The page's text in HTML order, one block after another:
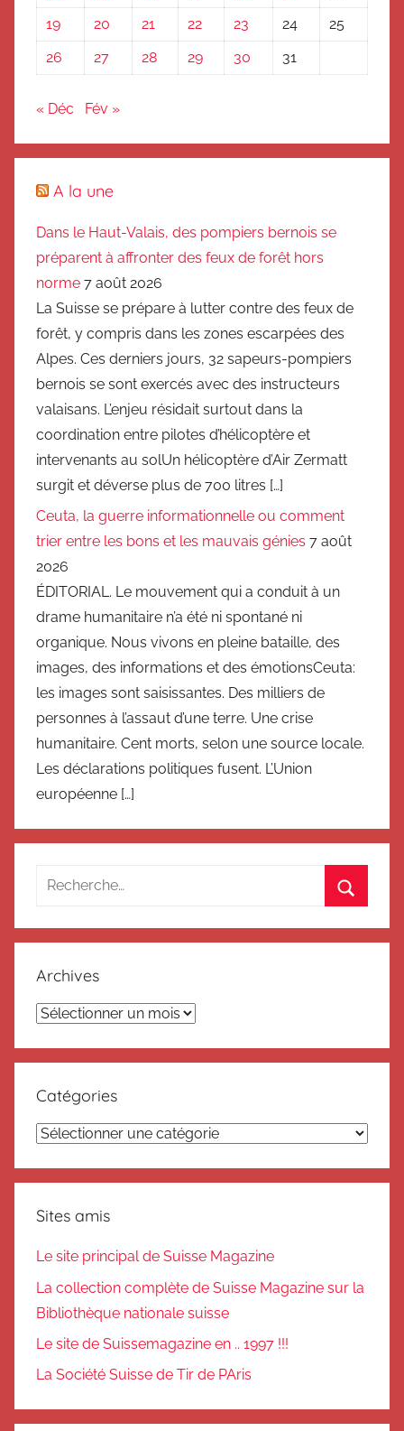
19
20 21 22 23 24
25
26
27 28 29 30 31
« Déc Fév »
A la une
Dans le Haut-Valais, des pompiers bernois se
préparent à affronter des feux de forêt hors
norme 7 août 2026
La Suisse se prépare à lutter contre des feux de
forêt, y compris dans les zones escarpées des
Alpes. Ces derniers jours, 32 sapeurs-pompiers
bernois se sont exercés avec des instructeurs
valaisans. L’enjeu résidait surtout dans la
coordination entre pilotes d’hélicoptère et
intervenants au solUn hélicoptère d’Air Zermatt
surgit et déverse plus de 700 litres […]
Ceuta, la guerre informationnelle ou comment
trier entre les bons et les mauvais génies 7 août
2026
ÉDITORIAL. Le mouvement qui a conduit à un
drame humanitaire n’a été ni spontané ni
organique. Nous vivons en pleine bataille, des
images, des informations et des émotionsCeuta:
les images sont saisissantes. Des milliers de
personnes à l’assaut d’une terre. Une crise
humanitaire. Cent morts, selon une source locale.
Les déclarations politiques fusent. L’Union
européenne […]
Recherche
:
Archives
Archives
Catégories
Catégories
Sites amis
Le site principal de Suisse Magazine
La collection complète de Suisse Magazine sur la
Bibliothèque nationale suisse
Le site de Suissemagazine en .. 1997 !!!
La Société Suisse de Tir de PAris